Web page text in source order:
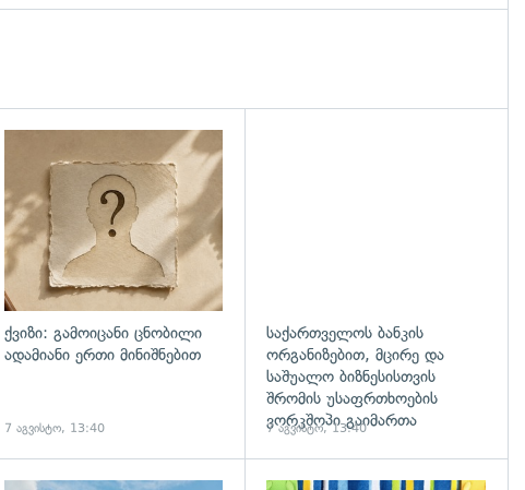
ქვიზი: გამოიცანი ცნობილი
ადამიანი ერთი მინიშნებით
7 აგვისტო, 13:40
საქართველოს ბანკის
ორგანიზებით, მცირე და
საშუალო ბიზნესისთვის
შრომის უსაფრთხოების
ვორკშოპი გაიმართა
7 აგვისტო, 13:40